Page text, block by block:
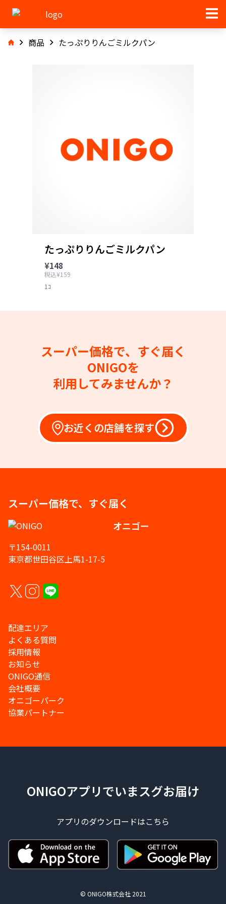
商品 たっぷりりんごミルクパン
たっぷりりんごミルクパン
¥148
税込¥159
1ｺ
スーパー価格で、すぐ届く
ONIGOを
利用してみませんか？
お近くの店舗を探す
スーパー価格で、すぐ届く
オニゴー
〒154-0011
東京都世田谷区上馬1-17-5
配達エリア
よくある質問
採用情報
お知らせ
ONIGO通信
会社概要
オニゴーパーク
協業パートナー
ONIGOアプリでいまスグお届け
アプリのダウンロードはこちら
© ONIGO株式会社 2021